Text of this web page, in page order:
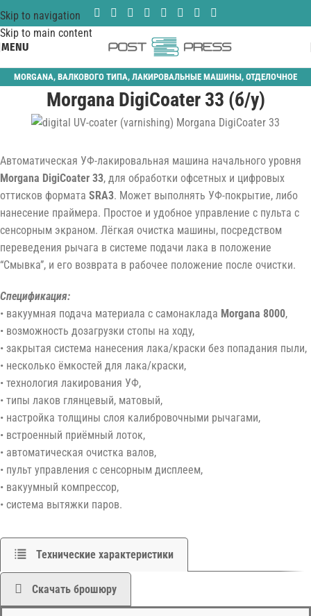
Skip to navigation
Skip to main content
MENU
MORGANA, ВАЛКОВОГО ТИПА, ЛАКИРОВАЛЬНЫЕ МАШИНЫ, ОТДЕЛОЧНОЕ
ОБОРУДОВАНИЕ,СПЛОШНАЯ ЛАКИРОВКА
Morgana DigiCoater 33 (б/у)
Автоматическая УФ-лакировальная машина начального уровня
Morgana DigiCoater 33, для обработки офсетных и цифровых
оттисков формата SRA3. Может выполнять УФ-покрытие, либо
нанесение праймера. Простое и удобное управление с пульта с
сенсорным экраном. Лёгкая очистка машины, посредством
переведения рычага в системе подачи лака в положение
“Смывка”, и его возврата в рабочее положение после очистки.
Спецификация:
• вакуумная подача материала с самонаклада Morgana 8000,
• возможность дозагрузки стопы на ходу,
• закрытая система нанесения лака/краски без попадания пыли,
• несколько ёмкостей для лака/краски,
• технология лакирования УФ,
• типы лаков глянцевый, матовый,
• настройка толщины слоя калибровочными рычагами,
• встроенный приёмный лоток,
• автоматическая очистка валов,
• пульт управления с сенсорным дисплеем,
• вакуумный компрессор,
• система вытяжки паров.
Технические характеристики
Скачать брошюру